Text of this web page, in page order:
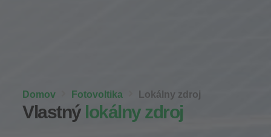
Domov Fotovoltika Lokálny zdroj
Vlastný lokálny zdroj